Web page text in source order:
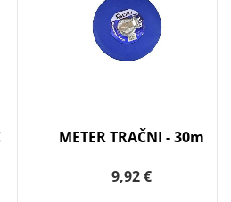
METER TRAČNI - 30m
9,92 €